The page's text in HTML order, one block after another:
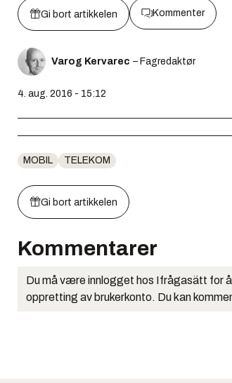
Gi bort artikkelen Kommenter
Varog Kervarec – Fagredaktør
4. aug. 2016 - 15:12
MOBIL TELEKOM
Gi bort artikkelen
Kommentarer
Du må være innlogget hos Ifrågasätt for
oppretting av brukerkonto. Du kan